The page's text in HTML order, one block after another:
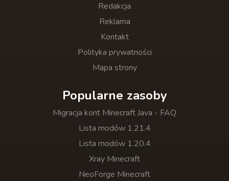
Redakcja
Reklama
Kontakt
Polityka prywatności
Mapa strony
Popularne zasoby
Migracja kont Minecraft Java - FAQ
Lista modów 1.21.4
Lista modów 1.20.4
Xray Minecraft
NeoForge Minecraft